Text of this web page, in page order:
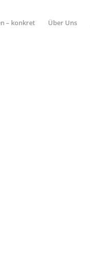
– konkret Über Uns